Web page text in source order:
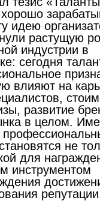
идею
растущую
индустрии в
сегодня
влияют на
развитие
в целом.
не
для
инструментом